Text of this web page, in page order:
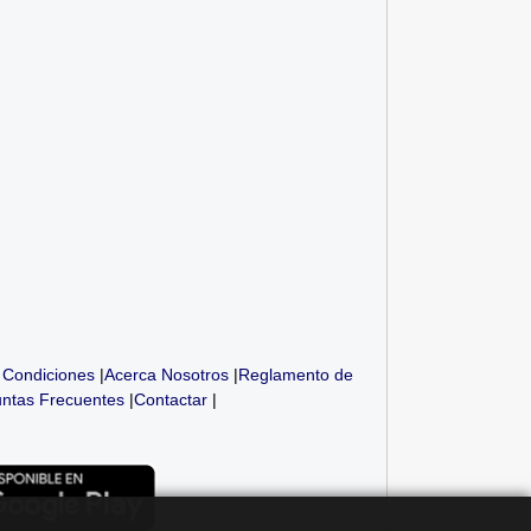
|Acerca Nosotros |Reglamento de
Frecuentes|Contactar|